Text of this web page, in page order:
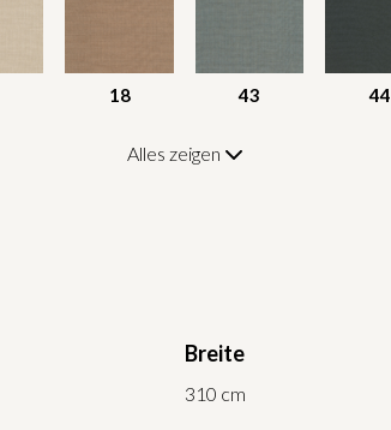
18 43 44
Alles zeigen
Breite
310 cm